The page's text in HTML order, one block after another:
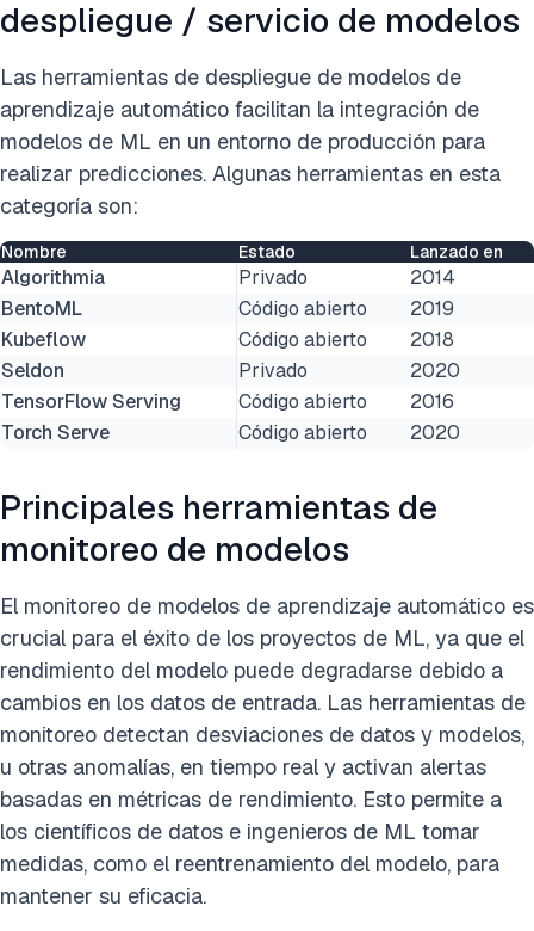
despliegue / servicio de modelos
Las herramientas de despliegue de modelos de
aprendizaje automático facilitan la integración de
modelos de ML en un entorno de producción para
realizar predicciones. Algunas herramientas en esta
categoría son:
Nombre Estado Lanzado en
Algorithmia Privado
2014
BentoML
Código abierto
2019
Kubeflow
Código abierto
2018
Seldon
Privado
2020
TensorFlow Serving
Código abierto
2016
Torch Serve
Código abierto 2020
Principales herramientas de
monitoreo de modelos
El monitoreo de modelos de aprendizaje automático es
crucial para el éxito de los proyectos de ML, ya que el
rendimiento del modelo puede degradarse debido a
cambios en los datos de entrada. Las herramientas de
monitoreo detectan desviaciones de datos y modelos,
u otras anomalías, en tiempo real y activan alertas
basadas en métricas de rendimiento. Esto permite a
los científicos de datos e ingenieros de ML tomar
medidas, como el reentrenamiento del modelo, para
mantener su eficacia.